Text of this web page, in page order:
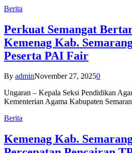
Berita
Perkuat Semangat
Kemenag Kab.
Peserta PAI Fair
By adminNovember 27, 20250
Ungaran – Kepala Seksi Pendidikan
Kementerian Agama Kabupaten
Berita
Kemenag Kab.